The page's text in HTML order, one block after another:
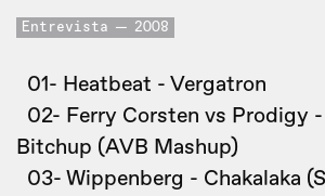
Entrevista 2008
01- Heatbeat - Vergatron
02- Ferry Corsten vs Prodigy
Bitchup (AVB Mashup)
03- Wippenberg - Chakalaka